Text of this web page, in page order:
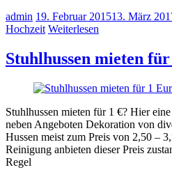
admin 19. Februar 201513. März
Hochzeit Weiterlesen
Stuhlhussen mieten
Stuhlhussen mieten für 1 €? Hier
neben Angeboten Dekoration von
Hussen meist zum Preis von 2,50 –
Reinigung anbieten dieser Preis
Regel